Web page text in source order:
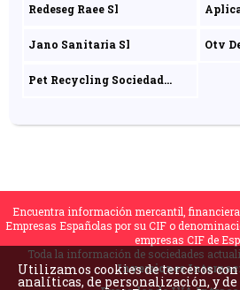
Sociedad Limitada
Redeseg Raee Sl
Jano Sanitaria Sl
Otv
Pet Recycling Sociedad
Encuentra información mercantil,
Empresas Españolas por su CIF o
empresas CIF de
Toda la información de sociedades
Inversiones
Utilizamos cookies de terceros
analíticas, de personalización, y